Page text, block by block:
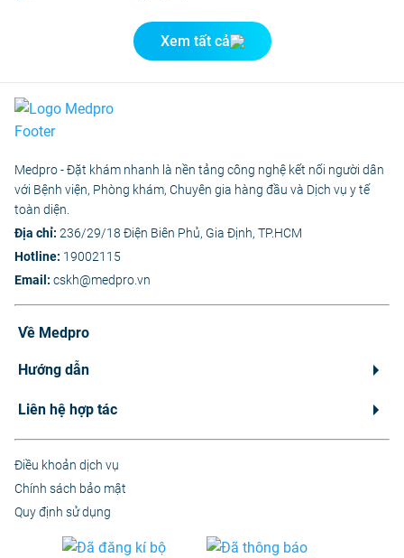
Xem tất cả
Medpro - Đặt khám nhanh là nền tảng công nghệ kết nối người dân
với Bệnh viện, Phòng khám, Chuyên gia hàng đầu và Dịch vụ y tế
toàn diện.
Địa chỉ: 236/29/18 Điện Biên Phủ, Gia Định, TP.HCM
Hotline: 19002115
Email: cskh@medpro.vn
Về Medpro
Hướng dẫn
Liên hệ hợp tác
Điều khoản dịch vụ
Chính sách bảo mật
Quy định sử dụng